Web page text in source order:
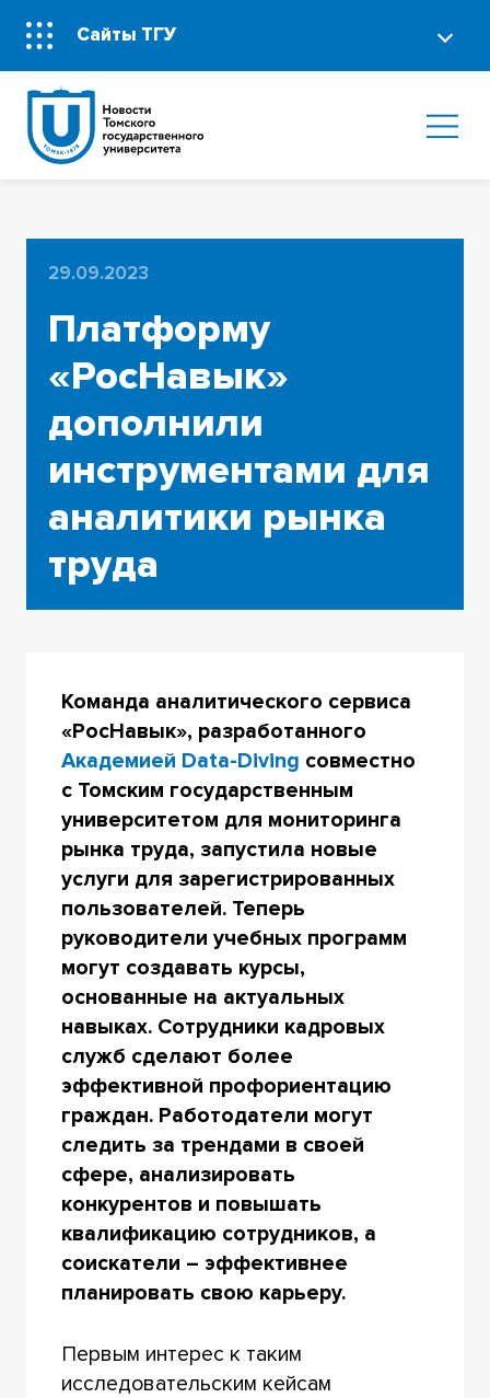
Сайты ТГУ
29.09.2023
Платформу
«РосНавык»
дополнили
инструментами для
аналитики рынка
труда
Команда аналитического сервиса
«РосНавык», разработанного
Академией Data-Diving совместно
с Томским государственным
университетом для мониторинга
рынка труда, запустила новые
услуги для зарегистрированных
пользователей. Теперь
руководители учебных программ
могут создавать курсы,
основанные на актуальных
навыках. Сотрудники кадровых
служб сделают более
эффективной профориентацию
граждан. Работодатели могут
следить за трендами в своей
сфере, анализировать
конкурентов и повышать
квалификацию сотрудников, а
соискатели – эффективнее
планировать свою карьеру.
Первым интерес к таким
исследовательским кейсам